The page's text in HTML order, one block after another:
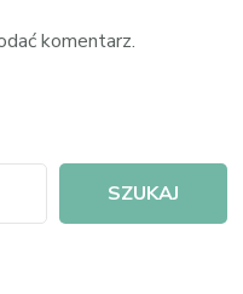
komentarz.
SZUKAJ